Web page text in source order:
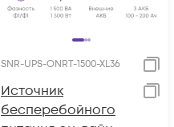
SNR-UPS-ONRT-1500-XL36
Источник
бесперебойного